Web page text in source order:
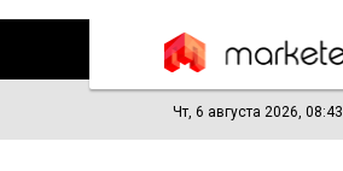
Чт, 6 августа 2026, 08:43